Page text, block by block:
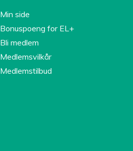
Min side
Bonuspoeng for EL+
Bli medlem
Medlemsvilkår
Medlemstilbud